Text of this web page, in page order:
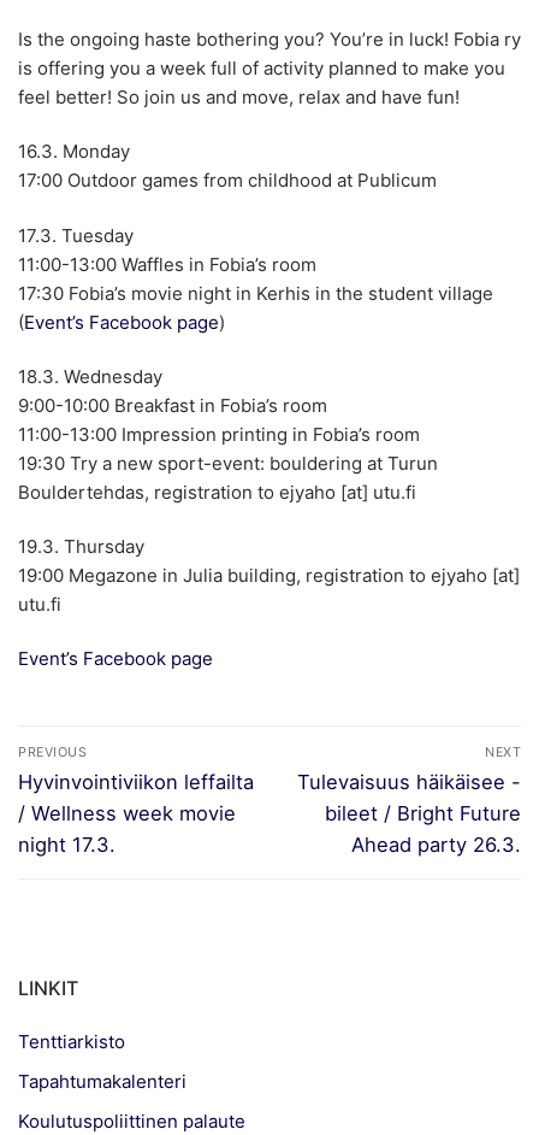
Is the ongoing haste bothering you? You’re in luck! Fobia ry
is offering you a week full of activity planned to make you
feel better! So join us and move, relax and have fun!
16.3. Monday
17:00 Outdoor games from childhood at Publicum
17.3. Tuesday
11:00-13:00 Waffles in Fobia’s room
17:30 Fobia’s movie night in Kerhis in the student village
(Event’s Facebook page)
18.3. Wednesday
9:00-10:00 Breakfast in Fobia’s room
11:00-13:00 Impression printing in Fobia’s room
19:30 Try a new sport-event: bouldering at Turun
Bouldertehdas, registration to ejyaho [at] utu.fi
19.3. Thursday
19:00 Megazone in Julia building, registration to ejyaho [at]
utu.fi
Event’s Facebook page
Artikkelien
selaus
PREVIOUS
Previous
post:
Hyvinvointiviikon leffailta
/ Wellness week movie
night 17.3.
NEXT
Next
post:
Tulevaisuus häikäisee -
bileet / Bright Future
Ahead party 26.3.
LINKIT
Tenttiarkisto
Tapahtumakalenteri
Koulutuspoliittinen palaute